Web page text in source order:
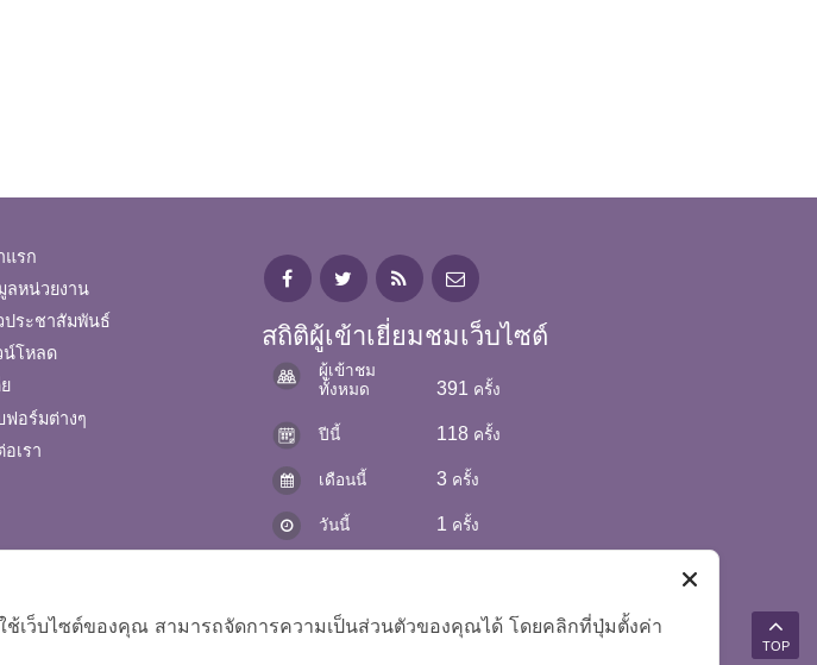
แรก
ลหน่วยงาน
ประชาสัมพันธ์
น์โหลด
ฟอร์มต่างๆ
เรา
สถิติผู้เข้าเยี่ยมชมเว็บไซต์
ผู้เข้าชม
ทั้งหมด
391 ครั้ง
ปีนี้ 118 ครั้ง
เดือนนี้ 3 ครั้ง
วันนี้ 1 ครั้ง
TOP
เว็บไซต์ของคุณ สามารถจัดการความเป็นส่วนตัวของคุณได้ โดยคลิกที่ปุ่มตั้งค่า